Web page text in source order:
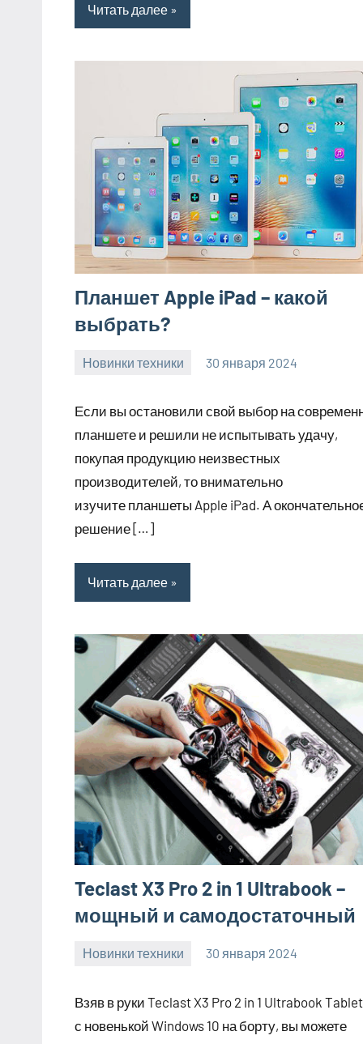
Читать далее
Планшет Apple iPad – какой
выбрать?
Новинки техники 30 января 2024
Если вы остановили свой выбор на
планшете и решили не испытывать удачу,
покупая продукцию неизвестных
производителей, то внимательно
изучите планшеты Apple iPad. А
решение […]
Читать далее
Teclast X3 Pro 2 in 1 Ultrabook –
мощный и самодостаточный
Новинки техники 30 января 2024
Взяв в руки Teclast X3 Pro 2 in 1 Ultrabook
с новенькой Windows 10 на борту, вы можете